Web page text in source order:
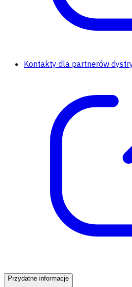
Kontakty dla partnerów
Przydatne informacje